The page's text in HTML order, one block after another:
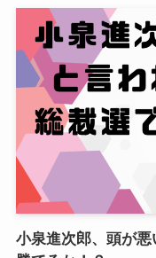
小泉進次郎、頭が